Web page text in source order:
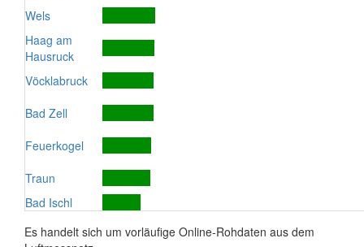
Wels
Haag am
Hausruck
Vöcklabruck
Bad Zell
Feuerkogel
Traun
Bad Ischl
Es handelt sich um vorläufige Online-Rohdaten aus dem